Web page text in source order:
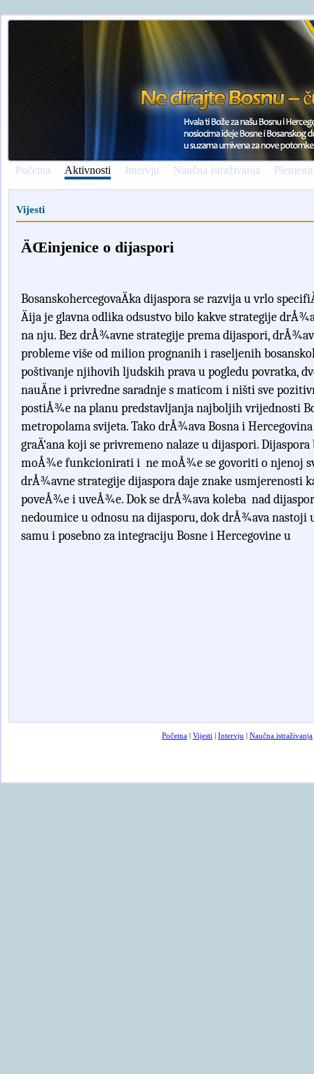
Početna Aktivnosti Intervju Naučna istraživanja
Vijesti
ÄŒinjenice o dijaspori
BosanskohercegovaÄka dijaspora se razvija uvrlo specifi
Äija je glavna odlika odsustvo bilo kakve strategije drÅ¾
na nju.Bez drÅ¾avne strategije prema dijaspori,drÅ¾
problemeviše od milion prognanih i raseljenih
poštivanje njihovih ljudskih prava u pogledu povratka,
nauÄne i privredne saradnje s maticom i ništi sve
postiÅ¾e na planu predstavljanja najboljihvrijednosti
metropolama svijeta.Tako drÅ¾ava Bosna i Hercegovina
graÄ‘ana koji se privremeno nalaze u dijaspori.Dijaspora
moÅ¾e funkcionirati i ne moÅ¾e se govoriti o njenoj
drÅ¾avne strategije dijaspora daje znake usmjerenosti
poveÅ¾e i uveÅ¾e.Dok se drÅ¾ava koleba nad
nedoumice u odnosu na dijasporu,dok drÅ¾ava nastoji
samu i posebno za integraciju Bosne i Hercegovine u
Početna | Vijesti | Intervju | Naučna istraživanja